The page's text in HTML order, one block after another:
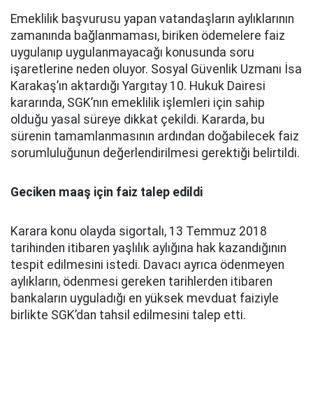
Emeklilik başvurusu yapan vatandaşların aylıklarının
zamanında bağlanmaması, biriken ödemelere faiz
uygulanıp uygulanmayacağı konusunda soru
işaretlerine neden oluyor. Sosyal Güvenlik Uzmanı İsa
Karakaş’ın aktardığı Yargıtay 10. Hukuk Dairesi
kararında, SGK’nın emeklilik işlemleri için sahip
olduğu yasal süreye dikkat çekildi. Kararda, bu
sürenin tamamlanmasının ardından doğabilecek faiz
sorumluluğunun değerlendirilmesi gerektiği belirtildi.
Geciken maaş için faiz talep edildi
Karara konu olayda sigortalı, 13 Temmuz 2018
tarihinden itibaren yaşlılık aylığına hak kazandığının
tespit edilmesini istedi. Davacı ayrıca ödenmeyen
aylıkların, ödenmesi gereken tarihlerden itibaren
bankaların uyguladığı en yüksek mevduat faiziyle
birlikte SGK’dan tahsil edilmesini talep etti.